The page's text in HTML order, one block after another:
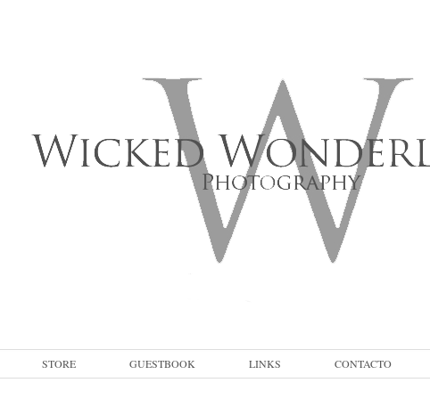
STORE GUESTBOOK LINKS CONTACTO